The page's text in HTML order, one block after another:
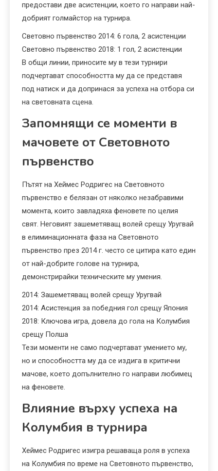
предостави две асистенции, което го направи най-
добрият голмайстор на турнира.
Световно първенство 2014: 6 гола, 2 асистенции
Световно първенство 2018: 1 гол, 2 асистенции
В общи линии, приносите му в тези турнири
подчертават способността му да се представя
под натиск и да допринася за успеха на отбора си
на световната сцена.
Запомнящи се моменти в
мачовете от Световното
първенство
Пътят на Хеймес Родригес на Световното
първенство е белязан от няколко незабравими
момента, които завладяха феновете по целия
свят. Неговият зашеметяващ волей срещу Уругвай
в елиминационната фаза на Световното
първенство през 2014 г. често се цитира като един
от най-добрите голове на турнира,
демонстрирайки техническите му умения.
2014: Зашеметяващ волей срещу Уругвай
2014: Асистенция за победния гол срещу Япония
2018: Ключова игра, довела до гола на Колумбия
срещу Полша
Тези моменти не само подчертават умението му,
но и способността му да се издига в критични
мачове, което допълнително го направи любимец
на феновете.
Влияние върху успеха на
Колумбия в турнира
Хеймес Родригес изигра решаваща роля в успеха
на Колумбия по време на Световното първенство,